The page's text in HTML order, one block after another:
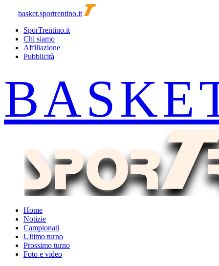
basket.sportrentino.it
SporTrentino.it
Chi siamo
Affiliazione
Pubblicità
Home
Notizie
Campionati
Ultimo turno
Prossimo turno
Foto e video